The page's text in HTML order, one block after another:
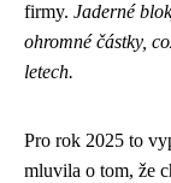
firmy. Jaderné
ohromné částky,
letech.
Pro rok 2025 to
mluvila o tom, že